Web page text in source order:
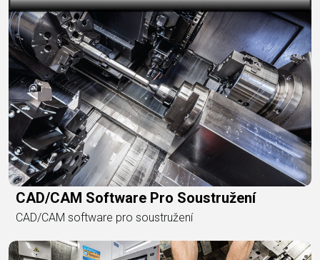
CAD/CAM Software Pro Soustružení
CAD/CAM software pro soustružení